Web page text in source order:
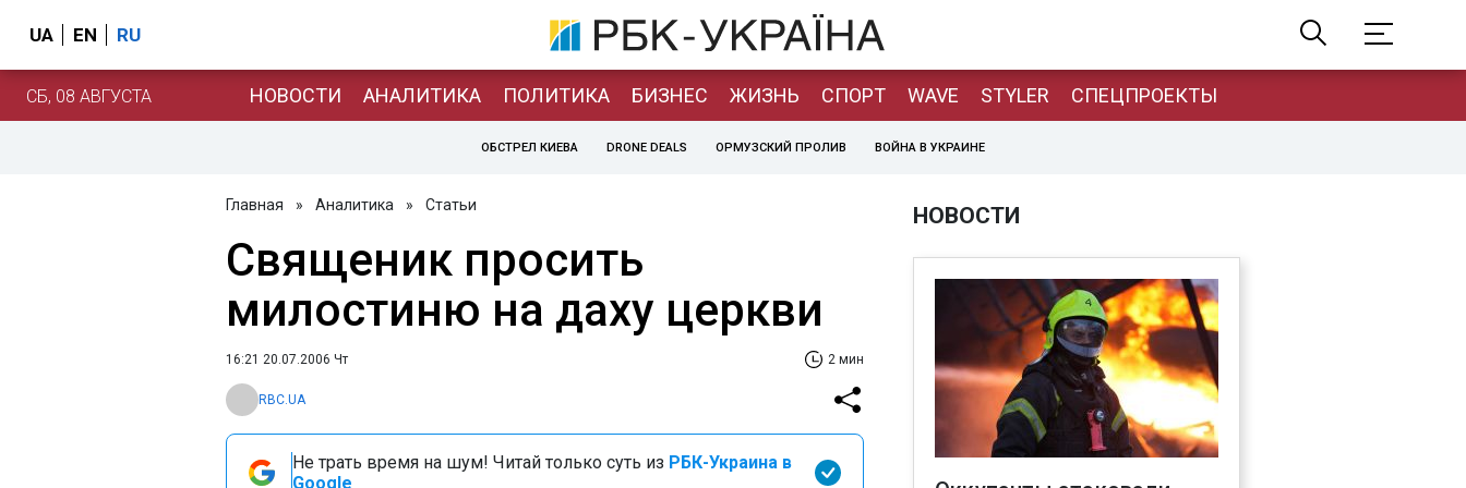
UA EN RU
СБ, 08 АВГУСТА НОВОСТИ АНАЛИТИКА ПОЛИТИКА БИЗНЕС ЖИЗНЬ СПОРТ WAVE STYLER СПЕЦПРОЕКТЫ
ОБСТРЕЛ КИЕВА DRONE DEALS ОРМУЗСКИЙ ПРОЛИВ ВОЙНА В УКРАИНЕ
Главная » Аналитика » Статьи
Священик просить
милостиню на даху церкви
16:21 20.07.2006 Чт 2 мин
RBC.UA
Не трать время на шум! Читай только суть из РБК-Украина в
Google
НОВОСТИ